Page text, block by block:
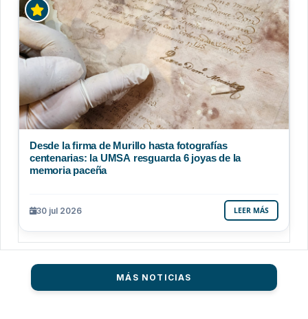
Desde la firma de Murillo hasta fotografías
centenarias: la UMSA resguarda 6 joyas de la
memoria paceña
30 jul 2026 LEER MÁS
MÁS NOTICIAS